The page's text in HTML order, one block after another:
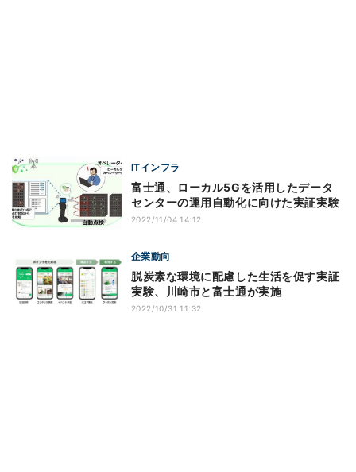
ITインフラ
富士通、ローカル5Gを活用したデータ
センターの運用自動化に向けた実証実験
2022/11/04 14:12
企業動向
脱炭素な環境に配慮した生活を促す実証
実験、川崎市と富士通が実施
2022/10/31 11:32